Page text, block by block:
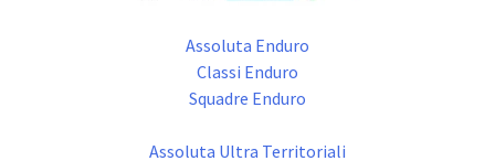
Assoluta Enduro
Classi Enduro
Squadre Enduro
Assoluta Ultra Territoriali